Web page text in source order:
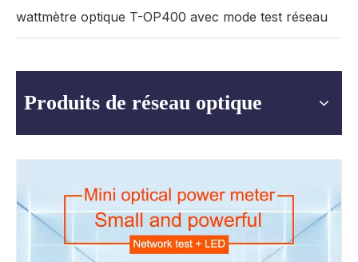
wattmètre optique T-OP400 avec mode test réseau
Produits de réseau optique